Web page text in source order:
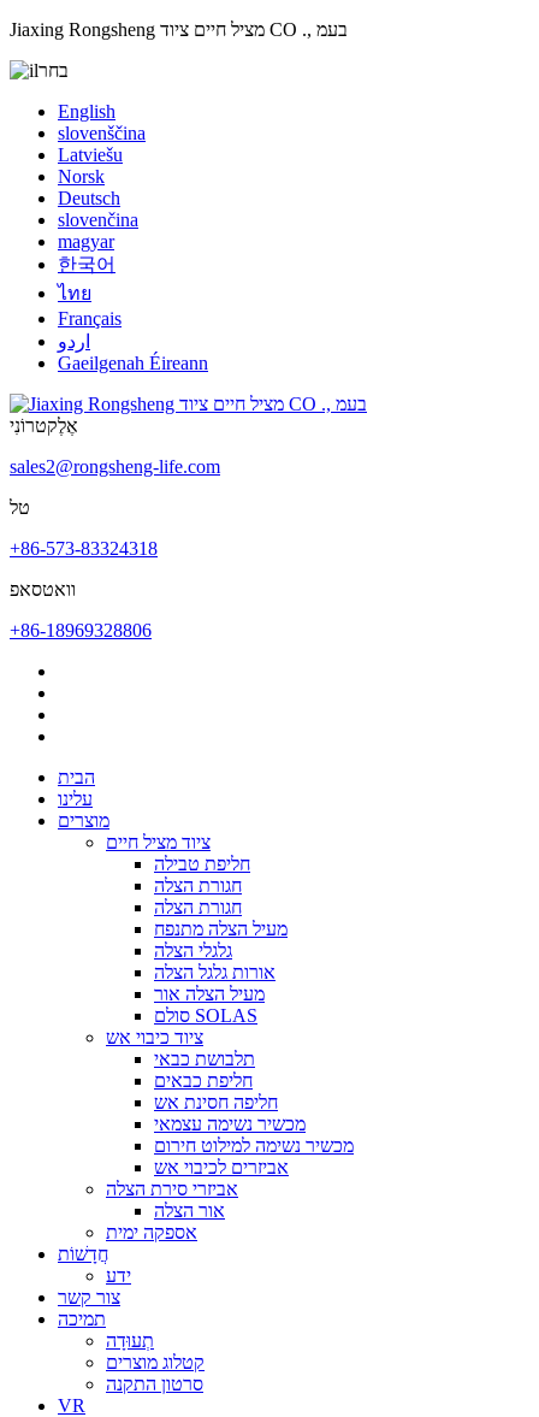
Jiaxing Rongsheng מציל חיים ציוד CO ., בעמ
בחר
English
slovenščina
Latviešu
Norsk
Deutsch
slovenčina
magyar
한국어
ไทย
Français
اردو
Gaeilgenah Éireann
אֶלֶקטרוֹנִי
sales2@rongsheng-life.com
טל
+86-573-83324318
וואטסאפ
+86-18969328806
הבית
עלינו
מוצרים
ציוד מציל חיים
חליפת טבילה
חגורת הצלה
חגורת הצלה
מעיל הצלה מתנפח
גלגלי הצלה
אורות גלגל הצלה
מעיל הצלה אור
סולם SOLAS
ציוד כיבוי אש
תלבושת כבאי
חליפת כבאים
חליפה חסינת אש
מכשיר נשימה עצמאי
מכשיר נשימה למילוט חירום
אביזרים לכיבוי אש
אביזרי סירת הצלה
אור הצלה
אספקה ​​ימית
חֲדָשׁוֹת
ידע
צור קשר
תמיכה
תְעוּדָה
קטלוג מוצרים
סרטון התקנה
VR